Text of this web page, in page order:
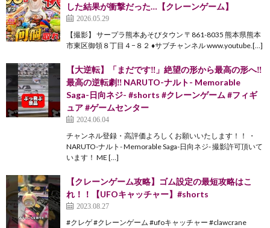
した結果が衝撃だった…【クレーンゲーム】
2026.05.29
【撮影】 サープラ熊本あそびタウン 〒861-8035 熊本県熊本
市東区御領８丁目４−８２ ♦︎サブチャンネル www.youtube.[…]
【大逆転】「まだです‼︎」絶望の形から最高の形へ‼︎
最高の逆転劇‼︎ NARUTO-ナルト- Memorable
Saga-日向ネジ- #shorts #クレーンゲーム #フィギ
ュア #ゲームセンター
2024.06.04
チャンネル登録・高評価よろしくお願いいたします！！ ・
NARUTO-ナルト- Memorable Saga-日向ネジ- 撮影許可頂いて
います！ ME […]
【クレーンゲーム攻略】ゴム設定の最短攻略はこ
れ！！【UFOキャッチャー】#shorts
2023.08.27
#クレゲ #クレーンゲーム #ufoキャッチャー #clawcrane